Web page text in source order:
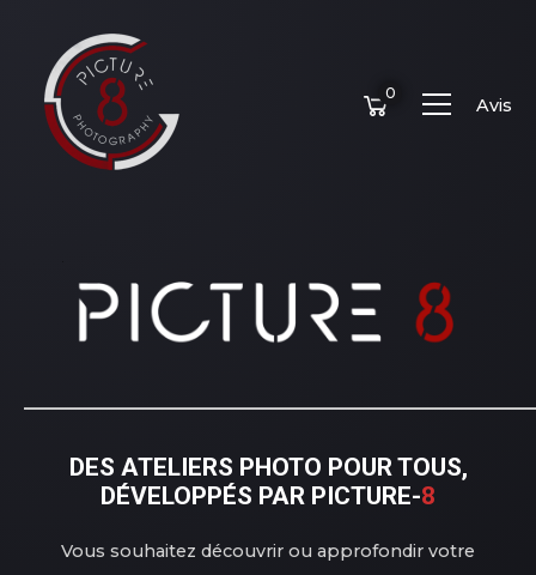
0
Avis
DES ATELIERS PHOTO POUR TOUS,
DÉVELOPPÉS PAR PICTURE-8
Vous souhaitez découvrir ou approfondir votre